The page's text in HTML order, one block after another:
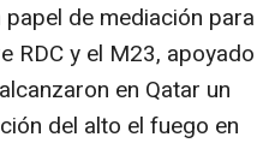
de mediación para
RDC y el M23, apoyado
en Qatar un
del alto el fuego en